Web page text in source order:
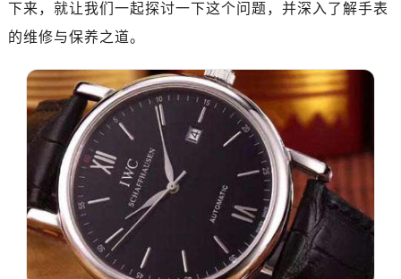
下来，就让我们一起探讨一下这个问题，并深入了解手表
的维修与保养之道。